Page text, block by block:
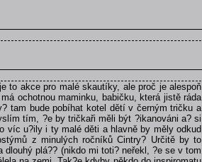
to akce pro malé skautíky, ale proč je alespoň
ochotnou maminku, babičku, která jistě ráda
tam bude pobíhat kotel dětí v černým tričku a
tím, ?e by tričkaři měli být ?ikanováni a? si
víc u?ily i ty malé děti a hlavně by měly odkud
z minulých ročníků Cintry? Určitě by to
plá?? (nikdo mi toti? neřekl, ?e se v tom